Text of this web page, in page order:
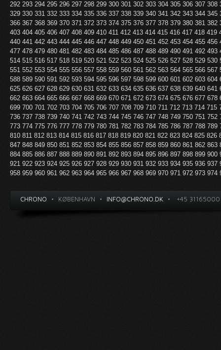
292 293 294 295 296 297 298 299 300 301 302 303 304 305 306 307 308
329 330 331 332 333 334 335 336 337 338 339 340 341 342 343 344 345
366 367 368 369 370 371 372 373 374 375 376 377 378 379 380 381 382
403 404 405 406 407 408 409 410 411 412 413 414 415 416 417 418 419
440 441 442 443 444 445 446 447 448 449 450 451 452 453 454 455 456
477 478 479 480 481 482 483 484 485 486 487 488 489 490 491 492 493
514 515 516 517 518 519 520 521 522 523 524 525 526 527 528 529 530
551 552 553 554 555 556 557 558 559 560 561 562 563 564 565 566 567
588 589 590 591 592 593 594 595 596 597 598 599 600 601 602 603 604
625 626 627 628 629 630 631 632 633 634 635 636 637 638 639 640 641
662 663 664 665 666 667 668 669 670 671 672 673 674 675 676 677 678
699 700 701 702 703 704 705 706 707 708 709 710 711 712 713 714 715
736 737 738 739 740 741 742 743 744 745 746 747 748 749 750 751 752
773 774 775 776 777 778 779 780 781 782 783 784 785 786 787 788 789
810 811 812 813 814 815 816 817 818 819 820 821 822 823 824 825 826
847 848 849 850 851 852 853 854 855 856 857 858 859 860 861 862 863
884 885 886 887 888 889 890 891 892 893 894 895 896 897 898 899 900
921 922 923 924 925 926 927 928 929 930 931 932 933 934 935 936 937
958 959 960 961 962 963 964 965 966 967 968 969 970 971 972 973 974
CHRONO • KØBENHAVN • INFO@CHRONO.DK • +45 31165000